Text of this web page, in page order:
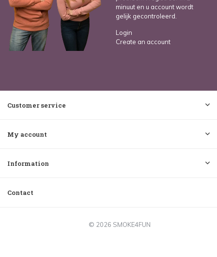
minuut en u account wordt
gelijk gecontroleerd.
Login
Create an account
Customer service
My account
Information
Contact
© 2026 SMOKE4FUN